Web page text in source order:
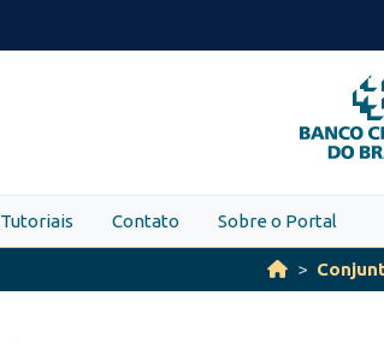
O
Tutoriais Contato Sobre o Portal